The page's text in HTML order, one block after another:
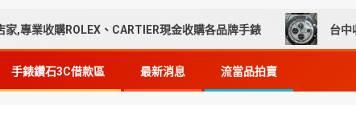
購ROLEX、CARTIER現金收購各品牌手錶 台中收購手
手錶鑽石3C借款區 最新消息 流當品拍賣